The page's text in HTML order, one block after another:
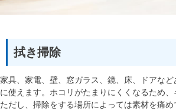
拭き掃除
家具、家電、壁、窓ガラス、鏡、床、ドアな
に使えます。ホコリがたまりにくくなるため、
ただし、掃除をする場所によっては素材を痛